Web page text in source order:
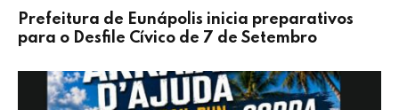
Prefeitura de Eunápolis inicia preparativos
para o Desfile Cívico de 7 de Setembro